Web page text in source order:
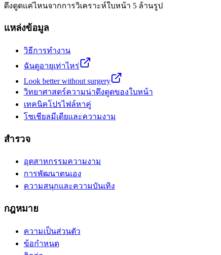
ดึงดูดแค่ไหนจากการวิเคราะห์ใบหน้า 5 ล้านรูป
แหล่งข้อมูล
วิธีการทำงาน
ฉันดูอายุเท่าไหร่
Look better without surgery
วิทยาศาสตร์ความน่าดึงดูดของใบหน้า
เทคนิคโปรไฟล์หาคู่
โซเชียลมีเดียและความงาม
สำรวจ
อุตสาหกรรมความงาม
การพัฒนาตนเอง
ความสนุกและความบันเทิง
กฎหมาย
ความเป็นส่วนตัว
ข้อกำหนด